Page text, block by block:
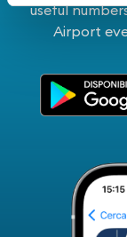
useful
Airport